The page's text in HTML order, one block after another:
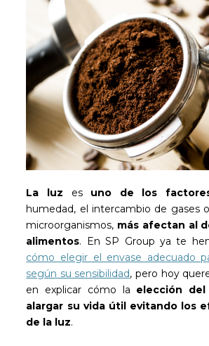
La luz es uno de los
humedad, el intercambio de gases
microorganismos, más afectan al
alimentos. En SP Group ya te
cómo elegir el envase adecuado
según su sensibilidad, pero hoy
en explicar cómo la elección del
alargar su vida útil evitando los
de la luz.